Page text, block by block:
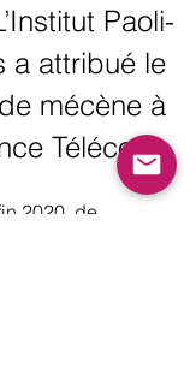
Paoli-
a attribué le
mécène à
Télécom.
2020, de